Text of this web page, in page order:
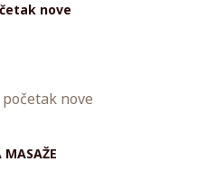
nove
MASAŽE